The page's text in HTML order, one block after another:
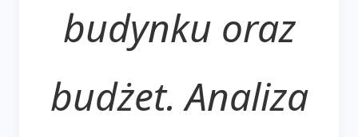
budynku oraz
budżet. Analiza